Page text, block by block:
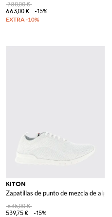
780,00 €
663,00 €
-15%
KITON
Zapatillas de punto de mezcla de
635,00 €
539,75 €
-15%